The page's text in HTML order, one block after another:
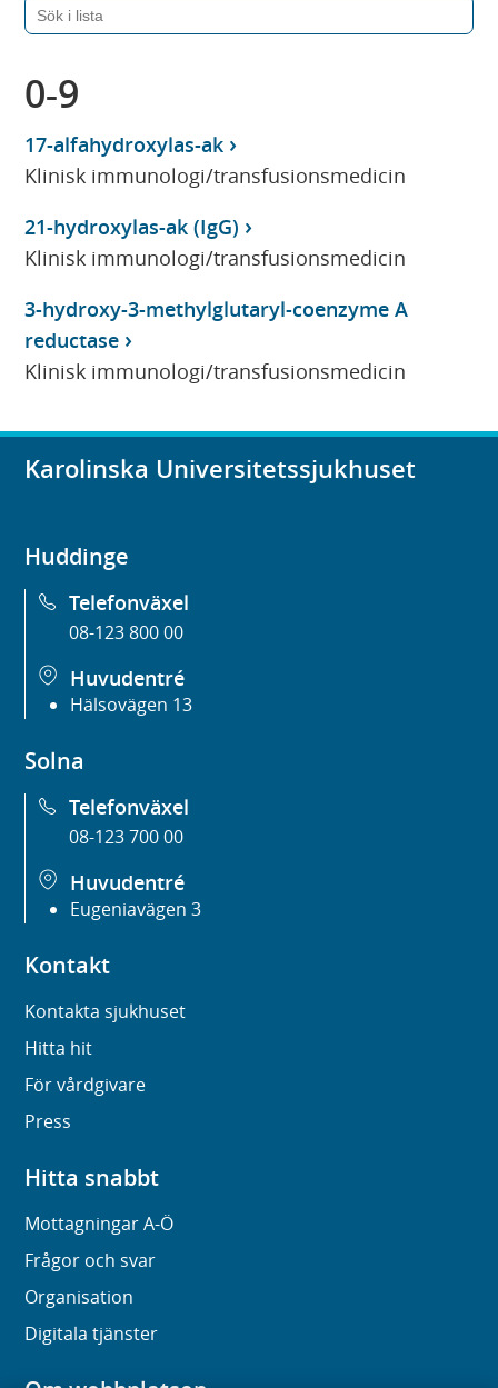
0-9
17-alfahydroxylas-ak
Klinisk immunologi/transfusionsmedicin
21-hydroxylas-ak (IgG)
Klinisk immunologi/transfusionsmedicin
3-hydroxy-3-methylglutaryl-coenzyme A
reductase
Klinisk immunologi/transfusionsmedicin
Karolinska Universitetssjukhuset
Huddinge
Telefonväxel
08-123 800 00
Huvudentré
Hälsovägen 13
Solna
Telefonväxel
08-123 700 00
Huvudentré
Eugeniavägen 3
Kontakt
Kontakta sjukhuset
Hitta hit
För vårdgivare
Press
Hitta snabbt
Mottagningar A-Ö
Frågor och svar
Organisation
Digitala tjänster